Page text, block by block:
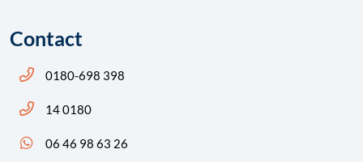
Contact
Bel ons: 14 0180
0180-698 398
Bel ons: 14 0180
14 0180
App ons: 06 46 98 63 26 (WhatsApp)
06 46 98 63 26